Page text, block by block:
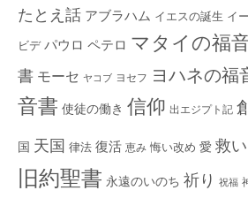
たとえ話 アブラハム イエスの誕生 イ
ビデ パウロ ペテロ マタイの福
書 モーセ ヤコブ ヨセフ ヨハネの福
音書 使徒の働き 信仰 出エジプト記
国 天国 律法 復活 恵み 悔い改め 愛 救い
旧約聖書 永遠のいのち 祈り 祝福